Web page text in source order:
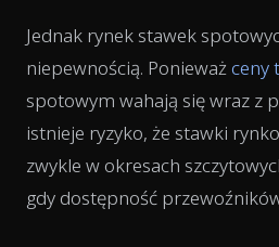
Jednak rynek stawek
niepewnością. Ponieważceny
spotowym wahają się wraz z
istnieje ryzyko, że stawki
zwykle w okresach
gdy dostępność